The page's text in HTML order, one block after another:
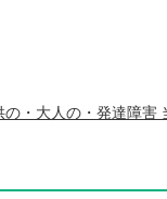
の・大人の・発達障害